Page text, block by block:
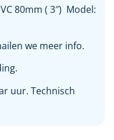
80mm ( 3″) Model:
we meer info.
uur. Technisch